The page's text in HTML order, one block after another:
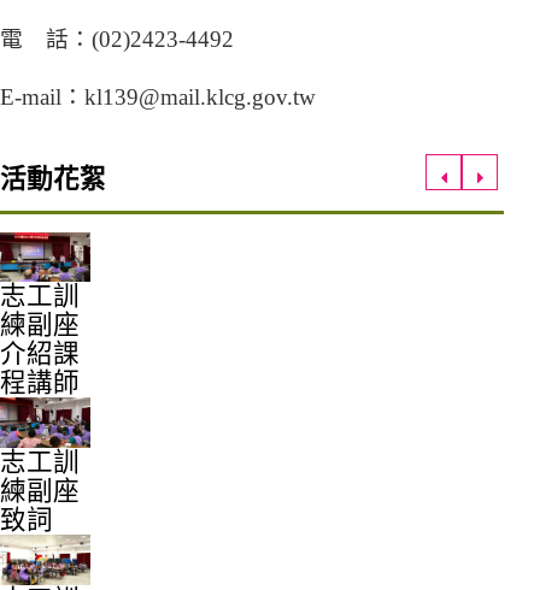
電 話：(02)2423-4492
E-mail：kl139@mail.klcg.gov.tw
活動花絮 上一筆下一筆
志工訓
練副座
介紹課
程講師
志工訓
練副座
致詞